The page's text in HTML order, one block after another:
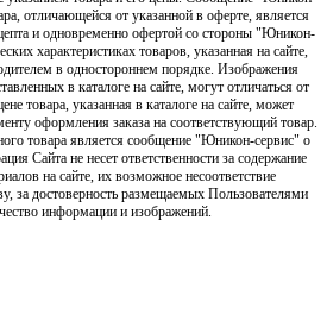
отличающейся от указанной в оферте, является
и одновременно офертой со стороны "Юникон-
характеристиках товаров, указанная на сайте,
в одностороннем порядке. Изображения
в каталоге на сайте, могут отличаться от
товара, указанная в каталоге на сайте, может
оформления заказа на соответствующий товар.
товара является сообщение "Юникон-сервис" о
Сайта не несет ответственности за содержание
на сайте, их возможное несоответствие
за достоверность размещаемых Пользователями
информации и изображений.